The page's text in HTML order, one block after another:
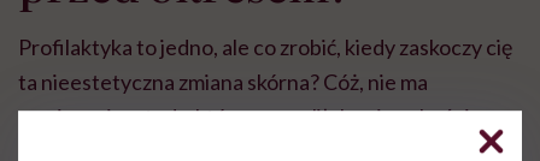
Profilaktyka to jedno, ale co zrobić, kiedy zaskoczy cię
ta nieestetyczna zmiana skórna? Cóż, nie ma
magicznej metody, która pozwoliłaby ci pozbyć się
Pamiętaj, że takie problemy